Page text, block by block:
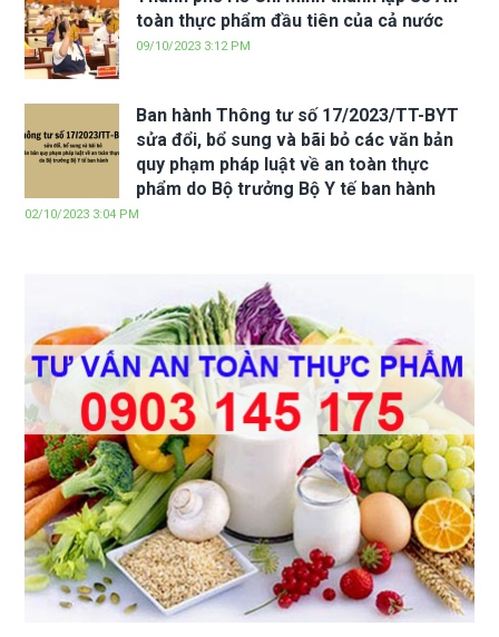
toàn thực phẩm đầu tiên của cả nước
09/10/2023 3:12 PM
Ban hành Thông tư số 17/2023/TT-BYT
sửa đổi, bổ sung và bãi bỏ các văn bản
quy phạm pháp luật về an toàn thực
phẩm do Bộ trưởng Bộ Y tế ban hành
02/10/2023 3:04 PM